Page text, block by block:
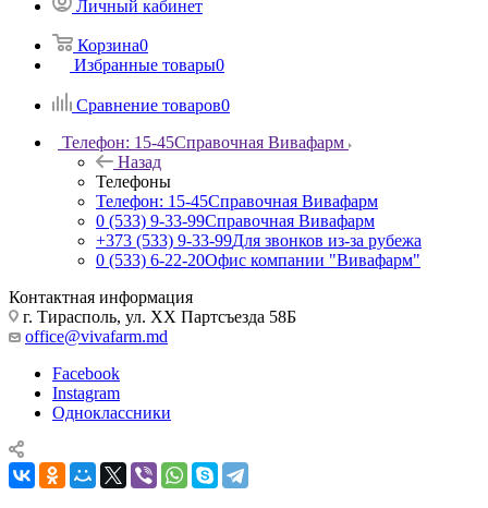
Личный кабинет
Корзина0
Избранные товары0
Сравнение товаров0
Телефон: 15-45Справочная Вивафарм
Назад
Телефоны
Телефон: 15-45Справочная Вивафарм
0 (533) 9-33-99Справочная Вивафарм
+373 (533) 9-33-99Для звонков из-за рубежа
0 (533) 6-22-20Офис компании "Вивафарм"
Контактная информация
г. Тирасполь, ул. ХХ Партсъезда 58Б
office@vivafarm.md
Facebook
Instagram
Одноклассники